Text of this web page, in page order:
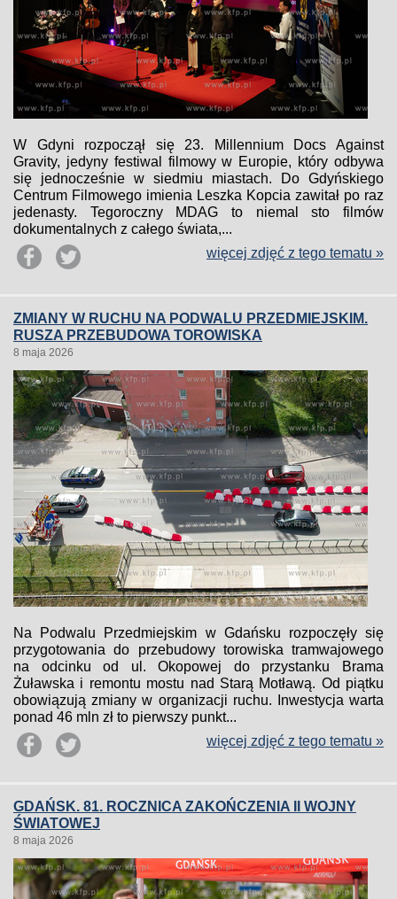
W Gdyni rozpoczął się 23. Millennium Docs Against
Gravity, jedyny festiwal filmowy w Europie, który odbywa
się jednocześnie w siedmiu miastach. Do Gdyńskiego
Centrum Filmowego imienia Leszka Kopcia zawitał po raz
jedenasty. Tegoroczny MDAG to niemal sto filmów
dokumentalnych z całego świata,...
więcej zdjęć z tego tematu »
ZMIANY W RUCHU NA PODWALU PRZEDMIEJSKIM.
RUSZA PRZEBUDOWA TOROWISKA
8 maja 2026
Na Podwalu Przedmiejskim w Gdańsku rozpoczęły się
przygotowania do przebudowy torowiska tramwajowego
na odcinku od ul. Okopowej do przystanku Brama
Żuławska i remontu mostu nad Starą Motławą. Od piątku
obowiązują zmiany w organizacji ruchu. Inwestycja warta
ponad 46 mln zł to pierwszy punkt...
więcej zdjęć z tego tematu »
GDAŃSK. 81. ROCZNICA ZAKOŃCZENIA II WOJNY
ŚWIATOWEJ
8 maja 2026